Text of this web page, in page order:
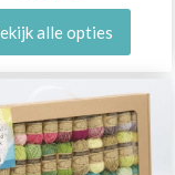
alle opties